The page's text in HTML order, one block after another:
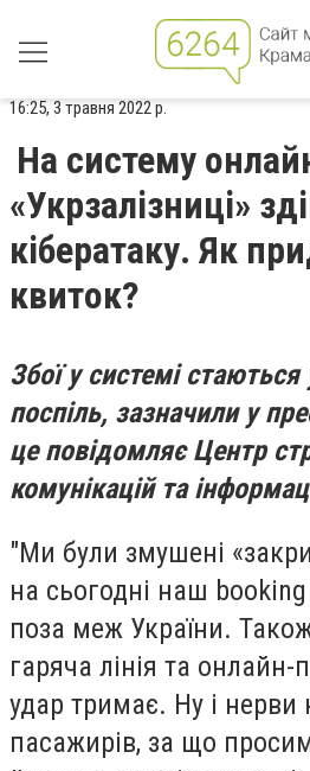
16:25, 3 травня 2022 р.
На систему
«Укрзалізниці»
кібератаку. Як
квиток?
Збої у системі
поспіль, зазначили у
це повідомляє Центр
комунікацій та
"Ми були змушені
на сьогодні наш
поза меж України.
гаряча лінія та онлайн-
удар тримає. Ну і
пасажирів, за що